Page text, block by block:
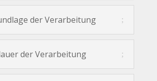
der Verarbeitung
der Verarbeitung